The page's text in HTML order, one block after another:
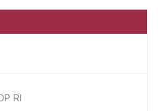
RI